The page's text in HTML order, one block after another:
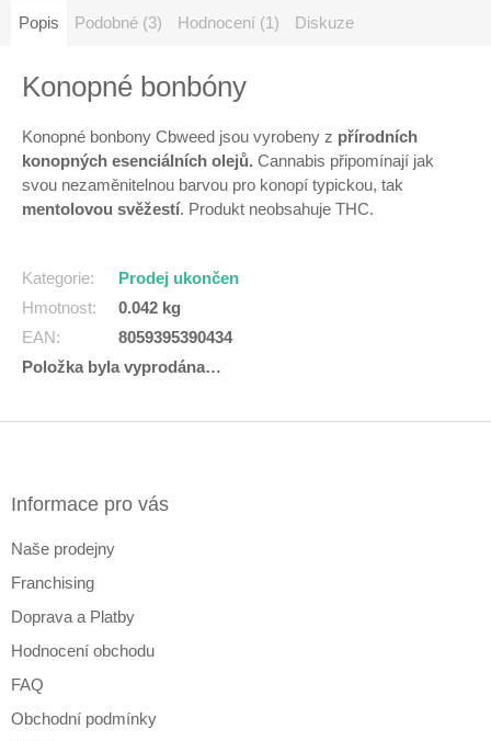
Popis Podobné (3) Hodnocení (1) Diskuze
Konopné bonbóny
Konopné bonbony Cbweed jsou vyrobeny z přírodních
konopných esenciálních olejů. Cannabis připomínají jak
svou nezaměnitelnou barvou pro konopí typickou, tak
mentolovou svěžestí. Produkt neobsahuje THC.
Kategorie:
Prodej ukončen
Hmotnost:
0.042 kg
EAN:
8059395390434
Položka byla vyprodána…
Informace pro vás
Naše prodejny
Franchising
Doprava a Platby
Hodnocení obchodu
FAQ
Obchodní podmínky